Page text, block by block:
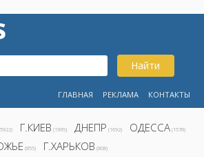
Найти
ГЛАВНАЯ РЕКЛАМА КОНТАКТЫ
Г.КИЕВ (1995) ДНЕПР (1692) ОДЕССА (1578)
(855) Г.ХАРЬКОВ (808)